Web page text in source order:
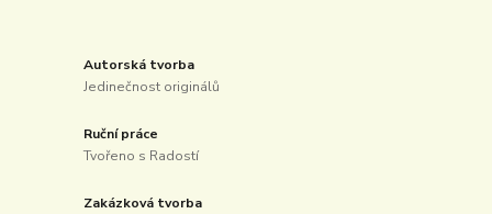
Autorská tvorba
Jedinečnost originálů
Ruční práce
Tvořeno s Radostí
Zakázková tvorba